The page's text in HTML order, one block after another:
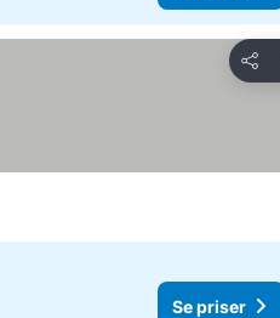
Dela
Se priser